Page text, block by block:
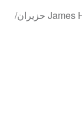
3 حزيران/